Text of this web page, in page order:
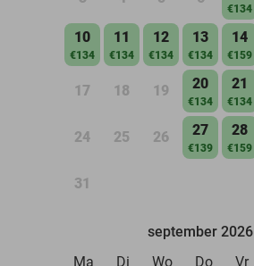
€134
10
€134
11
€134
12
€134
13
€134
14
€159
17 18 19 20
€134
21
€134
24 25 26 27
€139
28
€159
31
september 2026
Ma
Di Wo Do Vr